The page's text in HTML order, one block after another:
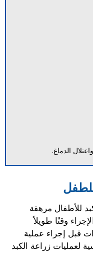
الدماغ.
للأطفال مرهقة
وقتًا طويلاً
قبل إجراء عملية
لعمليات زراعة الكبد